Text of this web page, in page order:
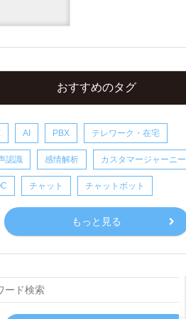
おすすめのタグ
AI PBX テレワーク・在宅
認識 感情解析 カスタマージャーニー
チャット チャットボット
もっと見る